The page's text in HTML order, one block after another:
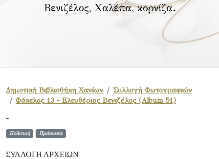
Βενιζέλος, Χαλέπα, κορνίζα.
Δημοτική Βιβλιοθήκη Χανίων
Συλλογή Φωτογραφιών
Φάκελος 13 - Ελευθέριος Βενιζέλος (Album 51)
-
Πολιτική Πρόσωπα
ΣΥΛΛΟΓΉ ΑΡΧΕΊΩΝ